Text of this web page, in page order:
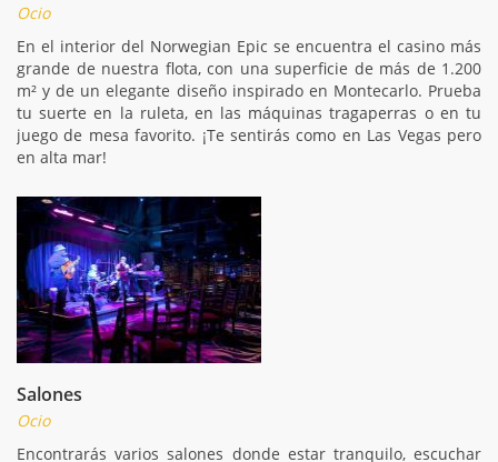
Ocio
En el interior del Norwegian Epic se encuentra el casino más
grande de nuestra flota, con una superficie de más de 1.200
m² y de un elegante diseño inspirado en Montecarlo. Prueba
tu suerte en la ruleta, en las máquinas tragaperras o en tu
juego de mesa favorito. ¡Te sentirás como en Las Vegas pero
en alta mar!
Salones
Ocio
Encontrarás varios salones donde estar tranquilo, escuchar